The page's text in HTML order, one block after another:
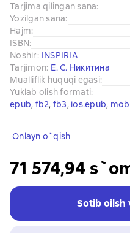
Tarjima qilingan sana:
Yozilgan sana:
Hajm:
ISBN:
Noshir: INSPIRIA
Tarjimon: Е. С. Никитина
Mualliflik huquqi egasi:
Yuklab olish formati:
epub, fb2, fb3, ios.epub,
Onlayn o`qish
71 574,94
Sotib oilsh